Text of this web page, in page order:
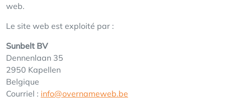
web.
Le site web est exploité par :
Sunbelt BV
Dennenlaan 35
2950 Kapellen
Belgique
Courriel : info@overnameweb.be